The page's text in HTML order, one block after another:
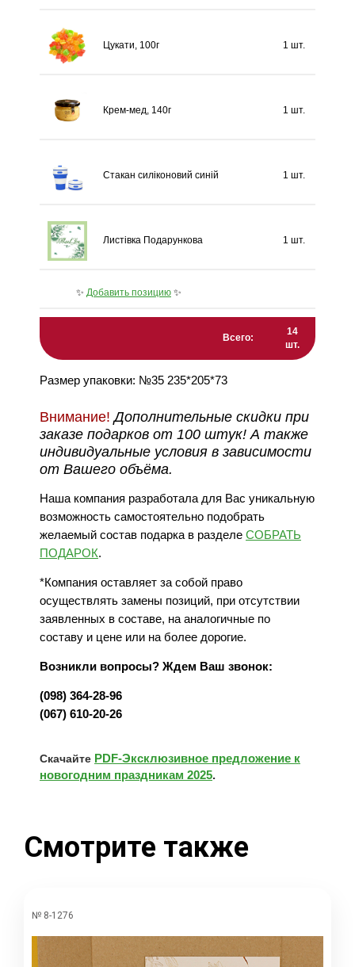
Цукати, 100г 1 шт.
Крем-мед, 140г 1 шт.
Стакан силіконовий синій 1 шт.
Листівка Подарункова 1 шт.
✨ Добавить позицию ✨
Всего:
14
шт.
Размер упаковки: №35 235*205*73
Внимание! Дополнительные скидки при
заказе подарков от 100 штук! А также
индивидуальные условия в зависимости
от Вашего объёма.
Наша компания разработала для Вас уникальную
возможность самостоятельно подобрать
желаемый состав подарка в разделе СОБРАТЬ
ПОДАРОК.
*Компания оставляет за собой право
осуществлять замены позиций, при отсутствии
заявленных в составе, на аналогичные по
составу и цене или на более дорогие.
Возникли вопросы? Ждем Ваш звонок:
(098) 364-28-96
(067) 610-20-26
Скачайте PDF-Эксклюзивное предложение к
новогодним праздникам 2025.
Смотрите также
№ 8-1276